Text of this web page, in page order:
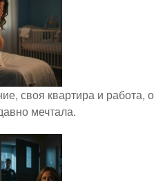
своя квартира и работа, о
мечтала.